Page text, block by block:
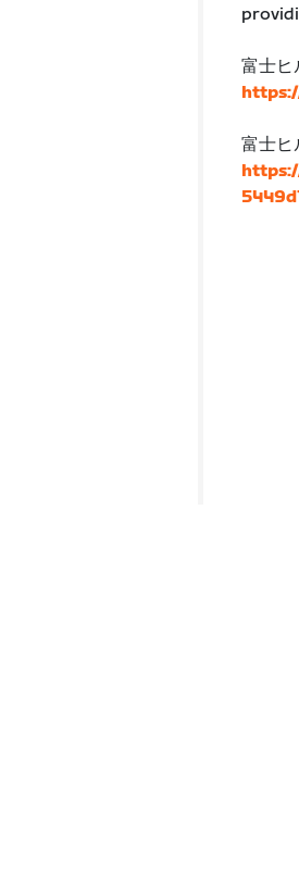
富士ヒ
富士ヒ